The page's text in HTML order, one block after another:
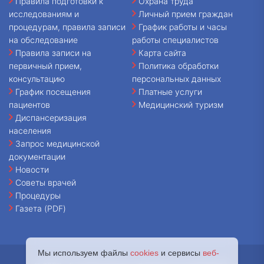
исследованиям и
процедурам, правила записи
на обследование
Правила записи на
первичный прием,
консультацию
График посещения
пациентов
Диспансеризация
населения
Запрос медицинской
документации
Новости
Советы врачей
Процедуры
Газета (PDF)
Личный прием граждан
График работы и часы
работы специалистов
Карта сайта
Политика обработки
персональных данных
Платные услуги
Медицинский туризм
Мы используем файлы cookies и сервисы веб-